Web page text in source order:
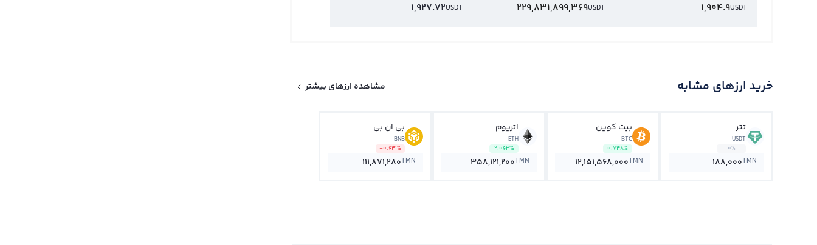
USDT
1,904.9
USDT
229,831,899,369
USDT
1,927.72
خرید ارزهای مشابه مشاهده ارزهای بیشتر
تتر
USDT
0%
188,000TMN
بیت کوین
BTC
0.748%
12,151,568,000TMN
اتریوم
ETH
2.063%
358,121,200TMN
بی ان بی
BNB
-0.641%
111,871,280TMN